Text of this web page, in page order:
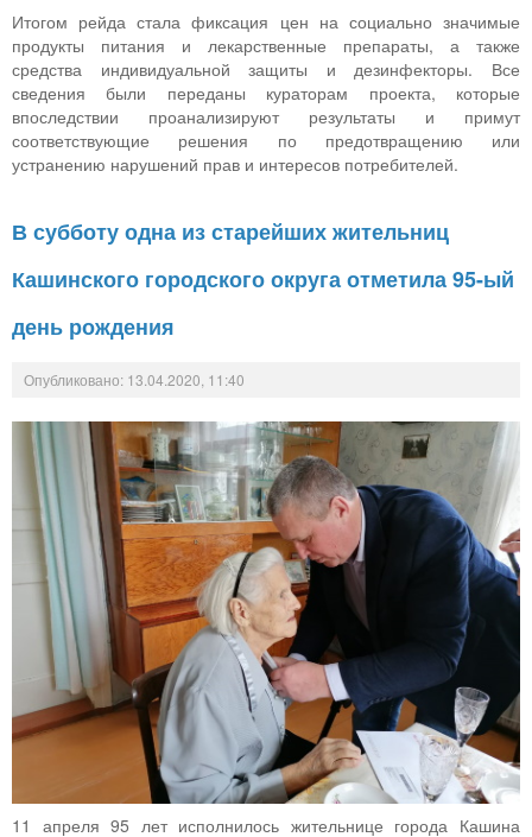
Итогом рейда стала фиксация цен на социально значимые
продукты питания и лекарственные препараты, а также
средства индивидуальной защиты и дезинфекторы. Все
сведения были переданы кураторам проекта, которые
впоследствии проанализируют результаты и примут
соответствующие решения по предотвращению или
устранению нарушений прав и интересов потребителей.
В субботу одна из старейших жительниц
Кашинского городского округа отметила 95-ый
день рождения
Опубликовано: 13.04.2020, 11:40
11 апреля 95 лет исполнилось жительнице города Кашина